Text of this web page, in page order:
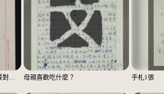
無題名：1.少吃；2.晚餐與早餐對調……；3.主副食對調……；4.多運動 母親喜歡吃什麼？ 手札1張